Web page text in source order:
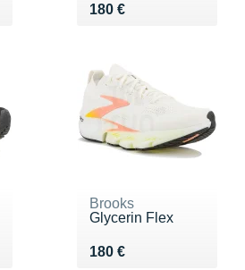
180 €
Vendu 180 €
Brooks
Glycerin Flex
180 €
Vendu 180 €